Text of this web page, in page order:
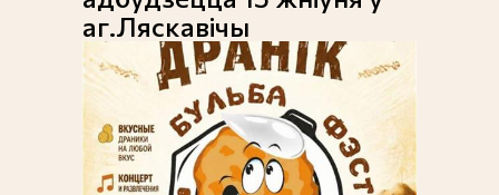
аг.Ляскавічы